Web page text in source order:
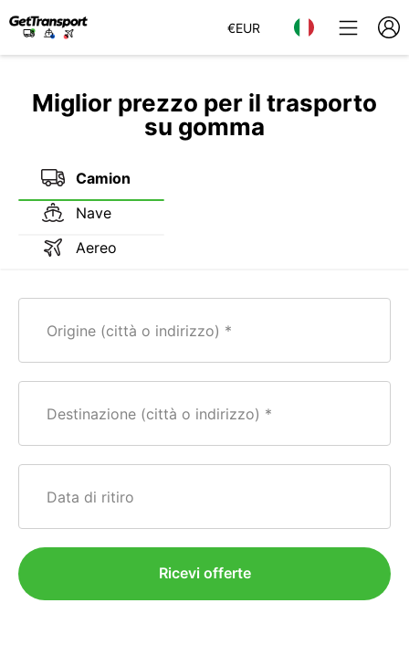
€EUR
Miglior prezzo per il trasporto
su gomma
Camion
Nave
Aereo
Origine (città o indirizzo)
Destinazione (città o indirizzo)
Data di ritiro
Ricevi offerte